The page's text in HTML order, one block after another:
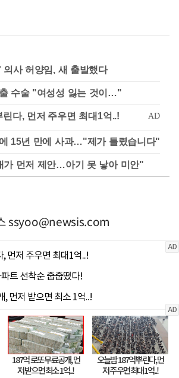
의사 허양임, 새 출발했다
수술 "여성성 잃는 것이…"
15년 만에 사과…"제가 틀렸습니다"
가 먼저 제안…아기 못 낳아 미안"
ssyoo@newsis.com